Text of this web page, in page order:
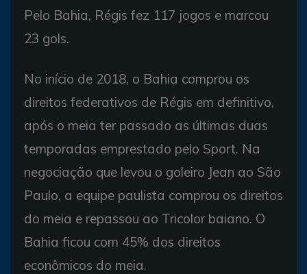
Pelo Bahia, Régis fez 117 jogos e marcou
23 gols.
No início de 2018, o Bahia comprou os
direitos federativos de Régis em definitivo,
após o meia ter passado as últimas duas
temporadas emprestado pelo Sport. Na
negociação que levou o goleiro Jean ao São
Paulo, a equipe paulista comprou os direitos
do meia e repassou ao Tricolor baiano. O
Bahia ficou com 45% dos direitos
econômicos do meia.